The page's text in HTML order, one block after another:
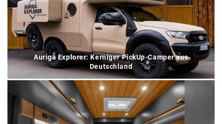
Auriga Explorer: Kerniger PickUp-Camper aus
Deutschland